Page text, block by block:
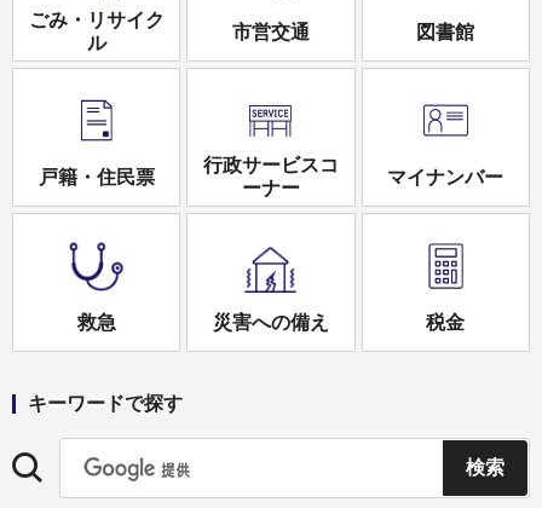
ごみ・リサイク
ル
市営交通 図書館
戸籍・住民票
行政サービスコ
ーナー
マイナンバー
救急 災害への備え 税金
キーワードで探す